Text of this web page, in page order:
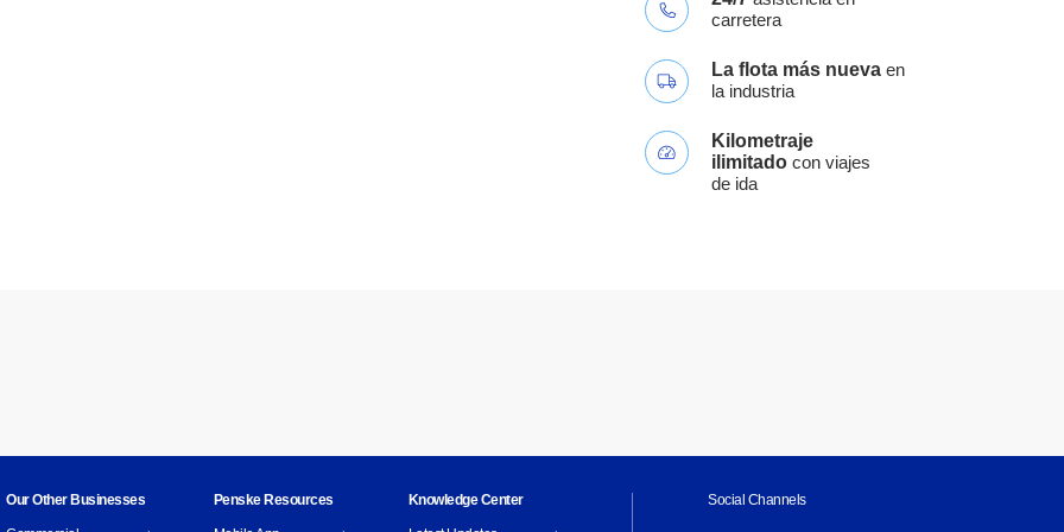
carretera
La flota más nueva en
la industria
Kilometraje
ilimitado con viajes
de ida
Our Other Businesses Penske Resources Knowledge Center Social Channels